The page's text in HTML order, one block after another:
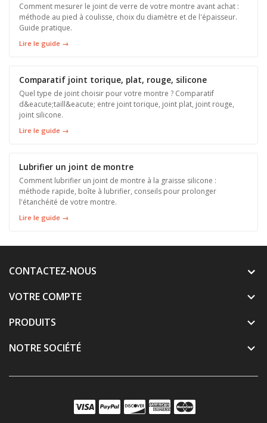
Comment mesurer le joint de verre de votre montre avant achat :
méthode au pied à coulisse, choix du diamètre et de l'épaisseur.
Guide pratique.
Lire le guide →
Comparatif joint torique, plat, rouge, silicone
Quel type de joint choisir pour votre montre ? Comparatif
d&eacute;taill&eacute; entre joint torique, joint plat, joint rouge,
joint silicone.
Lire le guide →
Lubrifier un joint de montre
Comment lubrifier un joint de montre à la graisse silicone :
méthode rapide, boîte à lubrifier, conseils pour prolonger
l'étanchéité de votre montre.
Lire le guide →
CONTACTEZ-NOUS
VOTRE COMPTE

PRODUITS 
NOTRE SOCIÉTÉ 